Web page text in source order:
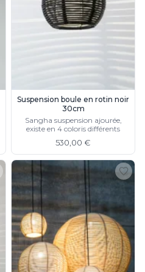
Suspension boule en rotin noir
30cm
Sangha suspension ajourée,
existe en 4 coloris différents
530,00 €